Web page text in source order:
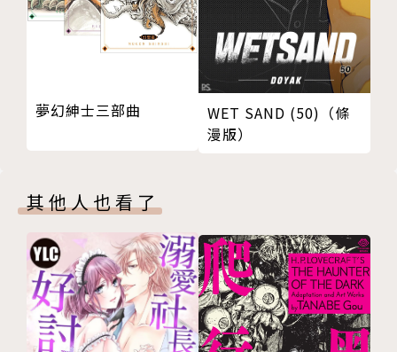
桃子
曾與東方摃丸有段情，為報負心之仇而找上TATAMI。
原為酒吧店主，後跟著TATAMI踏上殺手之路，個性貪
大姐大
檳榔幫幫主，男人婆的形象深植人心，手段鐵血狠絕。
大鎯頭
檳榔幫成員，為大姐大馬前卒。對桃子頗有好感。
李麥克
後記
夢幻紳士三部曲
WET SAND (50)（條
漫版）
其他人也看了